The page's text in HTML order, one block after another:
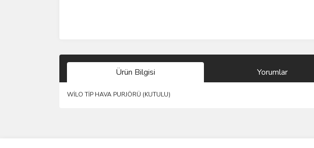
Ürün Bilgisi Yorumlar
WİLO TİP HAVA PURJÖRÜ (KUTULU)